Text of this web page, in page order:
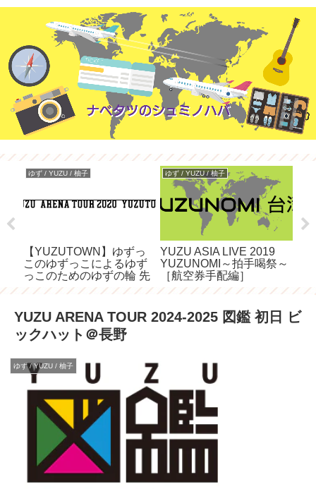
ゆず / YUZU / 柚子
【YUZUTOWN】ゆずっ
このゆずっこによるゆず
っこのためのゆずの輪 先
行予約まとめ
ゆず / YUZU / 柚子
YUZU ASIA LIVE 2019
YUZUNOMI～拍手喝祭～
［航空券手配編］
YUZU ARENA TOUR 2024-2025 図鑑 初日 ビ
ックハット＠長野
ゆず / YUZU / 柚子